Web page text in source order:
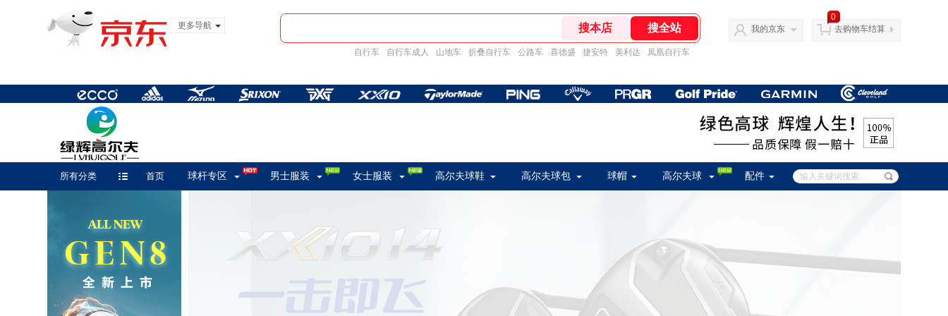
更多导航
自行车 自行车成人 山地车 折叠自行车 公路车 喜德盛 捷安特 美利达 凤凰自行车
我的京东
0
去购物车结算
首页
所有分类 球杆专区 男士服装 女士服装 高尔夫球鞋 高尔夫球包 球帽 高尔夫球 配件